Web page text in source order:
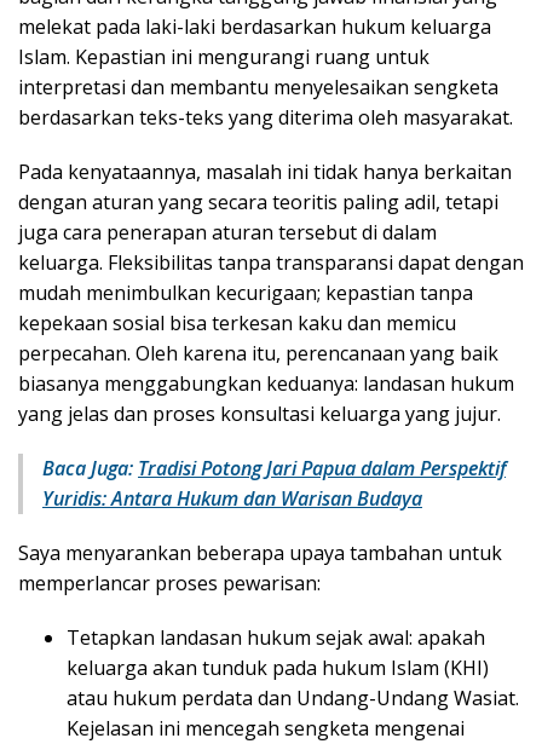
melekat pada laki-laki berdasarkan hukum keluarga
Islam. Kepastian ini mengurangi ruang untuk
interpretasi dan membantu menyelesaikan sengketa
berdasarkan teks-teks yang diterima oleh masyarakat.
Pada kenyataannya, masalah ini tidak hanya berkaitan
dengan aturan yang secara teoritis paling adil, tetapi
juga cara penerapan aturan tersebut di dalam
keluarga. Fleksibilitas tanpa transparansi dapat dengan
mudah menimbulkan kecurigaan; kepastian tanpa
kepekaan sosial bisa terkesan kaku dan memicu
perpecahan. Oleh karena itu, perencanaan yang baik
biasanya menggabungkan keduanya: landasan hukum
yang jelas dan proses konsultasi keluarga yang jujur.
Baca Juga: Tradisi Potong Jari Papua dalam Perspektif
Yuridis: Antara Hukum dan Warisan Budaya
Saya menyarankan beberapa upaya tambahan untuk
memperlancar proses pewarisan:
Tetapkan landasan hukum sejak awal: apakah
keluarga akan tunduk pada hukum Islam (KHI)
atau hukum perdata dan Undang-Undang Wasiat.
Kejelasan ini mencegah sengketa mengenai